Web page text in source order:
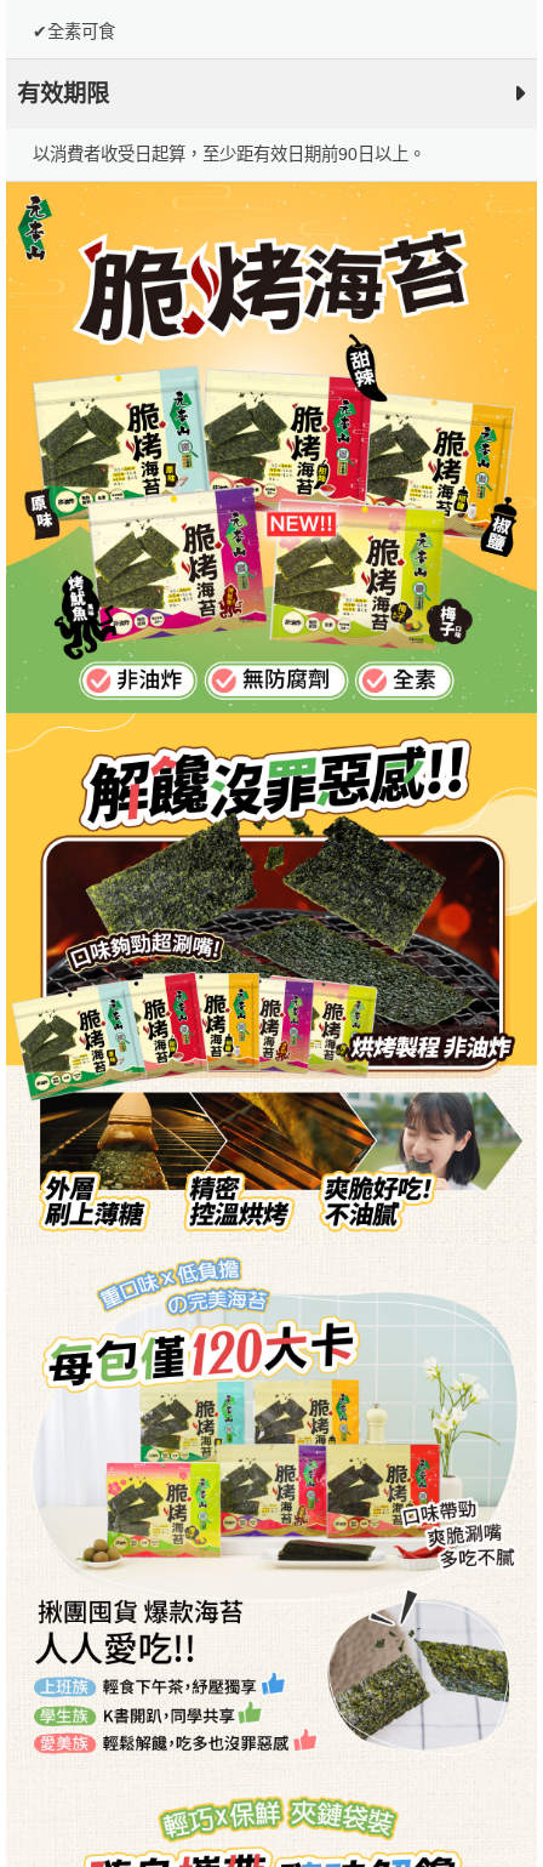
✔全素可食
有效期限
以消費者收受日起算，至少距有效日期前90日以上。